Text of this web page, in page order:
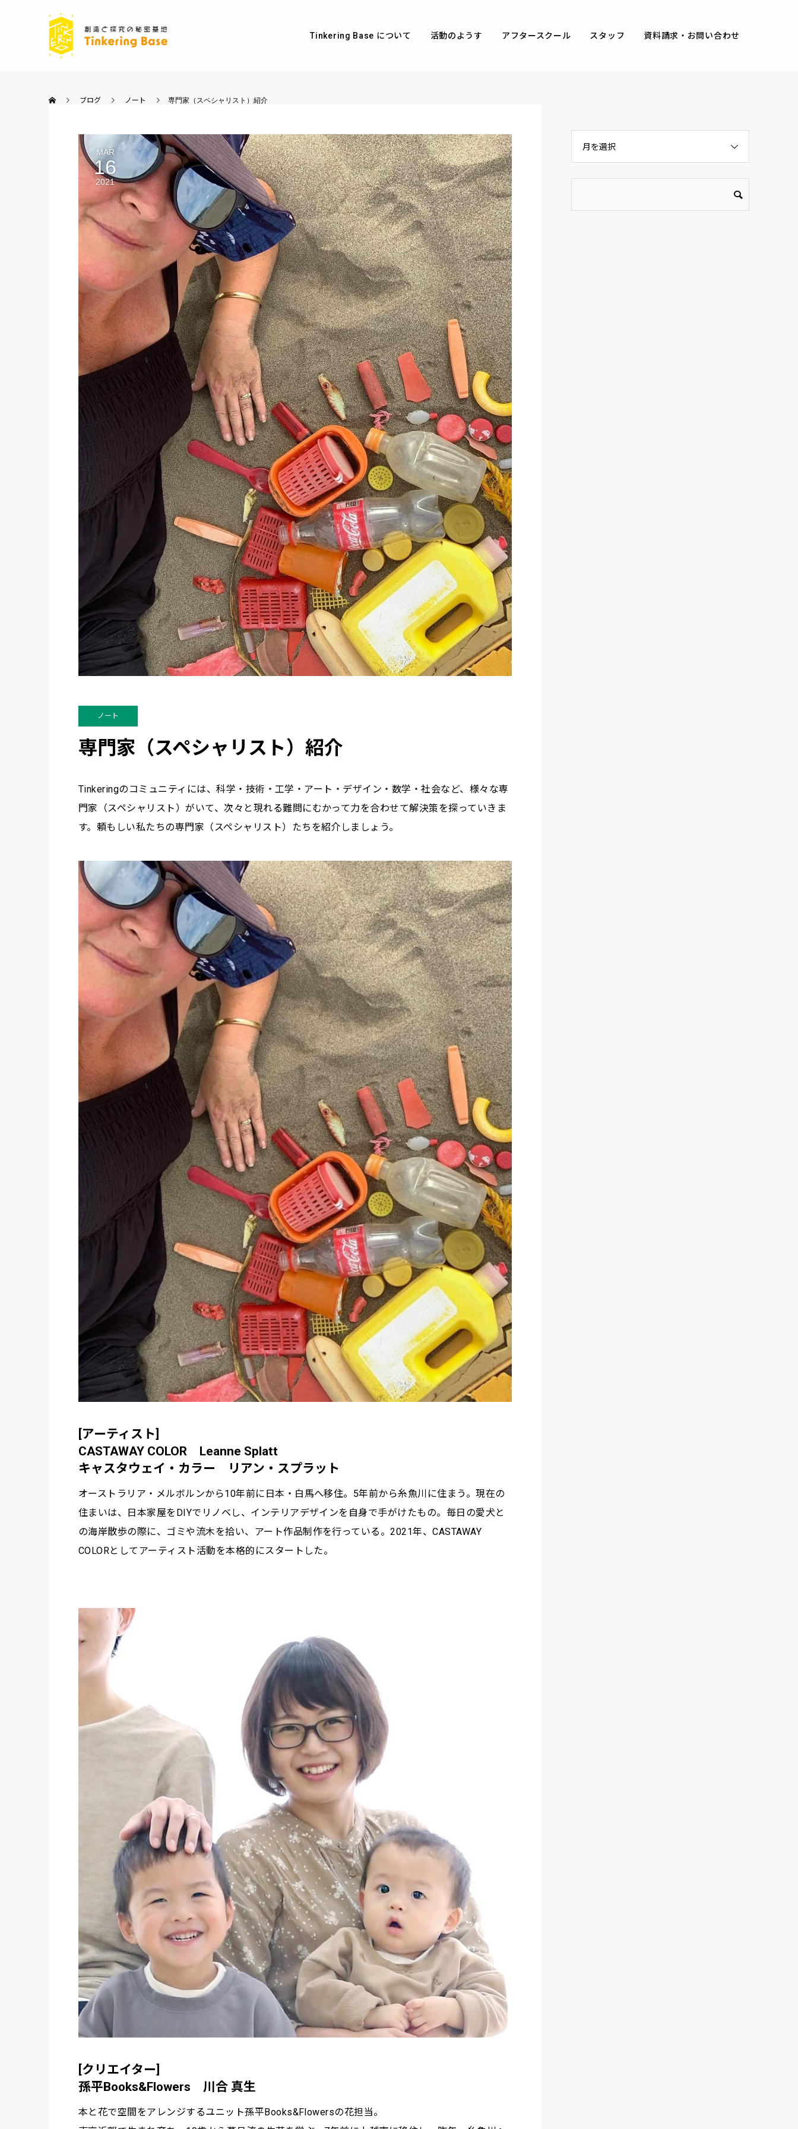
Tinkering Base について 活動のようす アフタースクール スタッフ 資料請求・お問い合わせ
ブログ ノート 専門家（スペシャリスト）紹介
MAR
16
2021
ノート
専門家（スペシャリスト）紹介
Tinkeringのコミュニティには、科学・技術・工学・アート・デザイン・数学・社会など、様々な専
門家（スペシャリスト）がいて、次々と現れる難問にむかって力を合わせて解決策を探っていきま
す。頼もしい私たちの専門家（スペシャリスト）たちを紹介しましょう。
[アーティスト]
CASTAWAY COLOR Leanne Splatt
キャスタウェイ・カラー リアン・スプラット
オーストラリア・メルボルンから10年前に日本・白馬へ移住。5年前から糸魚川に住まう。現在の
住まいは、日本家屋をDIYでリノベし、インテリアデザインを自身で手がけたもの。毎日の愛犬と
の海岸散歩の際に、ゴミや流木を拾い、アート作品制作を行っている。2021年、CASTAWAY
COLORとしてアーティスト活動を本格的にスタートした。
[クリエイター]
孫平Books&Flowers 川合 真生
本と花で空間をアレンジするユニット孫平Books&Flowersの花担当。
月を選択